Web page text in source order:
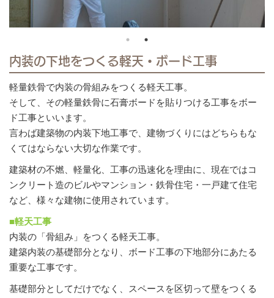
内装の下地をつくる軽天・ボード工事
軽量鉄骨で内装の骨組みをつくる軽天工事。
そして、その軽量鉄骨に石膏ボードを貼りつける工事をボー
ド工事といいます。
言わば建築物の内装下地工事で、建物づくりにはどちらもな
くてはならない大切な作業です。
建築材の不燃、軽量化、工事の迅速化を理由に、現在ではコ
ンクリート造のビルやマンション・鉄骨住宅・一戸建て住宅
など、様々な建物に使用されています。
■軽天工事
内装の「骨組み」をつくる軽天工事。
建築内装の基礎部分となり、ボード工事の下地部分にあたる
重要な工事です。
基礎部分としてだけでなく、スペースを区切って壁をつくる